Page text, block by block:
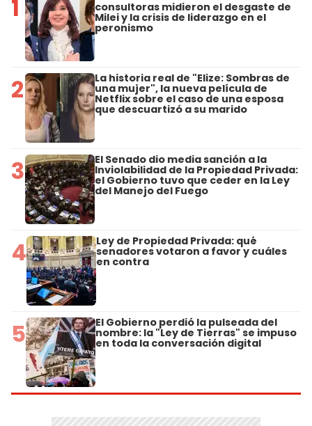
1 consultoras midieron el desgaste de
Milei y la crisis de liderazgo en el
peronismo
2 La historia real de "Elize: Sombras de
una mujer", la nueva película de
Netflix sobre el caso de una esposa
que descuartizó a su marido
3 El Senado dio media sanción a la
Inviolabilidad de la Propiedad Privada:
el Gobierno tuvo que ceder en la Ley
del Manejo del Fuego
4 Ley de Propiedad Privada: qué
senadores votaron a favor y cuáles
en contra
5 El Gobierno perdió la pulseada del
nombre: la "Ley de Tierras" se impuso
en toda la conversación digital